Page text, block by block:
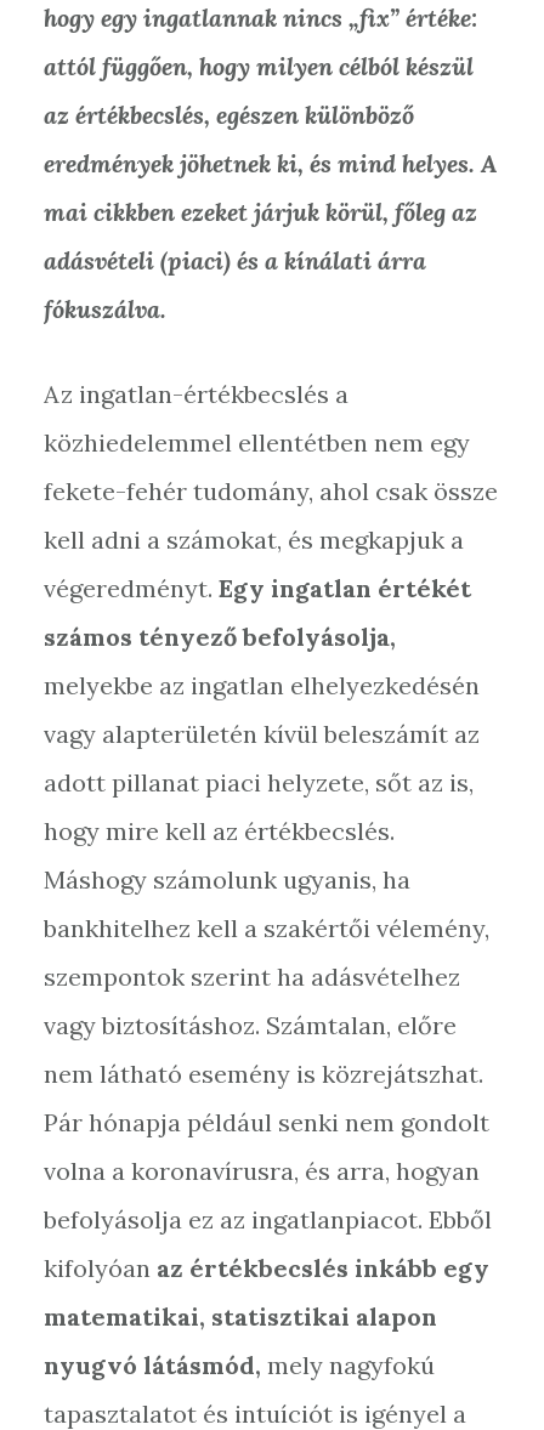
hogy egy ingatlannak nincs „fix” értéke:
attól függően, hogy milyen célból készül
az értékbecslés, egészen különböző
eredmények jöhetnek ki, és mind helyes. A
mai cikkben ezeket járjuk körül, főleg az
adásvételi (piaci) és a kínálati árra
fókuszálva.
Az ingatlan-értékbecslés a
közhiedelemmel ellentétben nem egy
fekete-fehér tudomány, ahol csak össze
kell adni a számokat, és megkapjuk a
végeredményt. Egy ingatlan értékét
számos tényező befolyásolja,
melyekbe az ingatlan elhelyezkedésén
vagy alapterületén kívül beleszámít az
adott pillanat piaci helyzete, sőt az is,
hogy mire kell az értékbecslés.
Máshogy számolunk ugyanis, ha
bankhitelhez kell a szakértői vélemény,
szempontok szerint ha adásvételhez
vagy biztosításhoz. Számtalan, előre
nem látható esemény is közrejátszhat.
Pár hónapja például senki nem gondolt
volna a koronavírusra, és arra, hogyan
befolyásolja ez az ingatlanpiacot. Ebből
kifolyóan az értékbecslés inkább egy
matematikai, statisztikai alapon
nyugvó látásmód, mely nagyfokú
tapasztalatot és intuíciót is igényel a